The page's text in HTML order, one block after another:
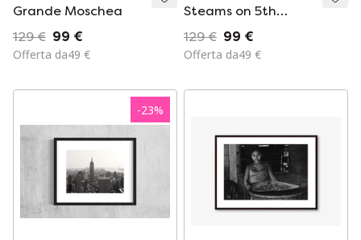
Grande Moschea
129 € 99 €
Offerta da49 €
Steams on 5th
Avenue II (New York)
129 € 99 €
Offerta da49 €
-23%